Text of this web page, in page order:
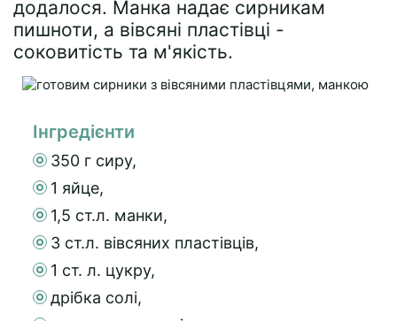
додалося. Манка надає сирникам
пишноти, а вівсяні пластівці -
соковитість та м'якість.
Інгредієнти
350 г сиру,
1 яйце,
1,5 ст.л. манки,
3 ст.л. вівсяних пластівців,
1 ст. л. цукру,
дрібка солі,